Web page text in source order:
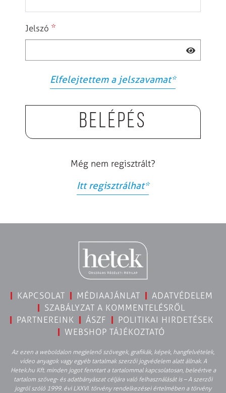
Jelszó *
Elfelejtettem a jelszavamat*
Belépés
Még nem regisztrált?
Itt regisztrálhat*
KAPCSOLAT MÉDIAAJÁNLAT
ADATVÉDELEM
SZABÁLYZAT A KOMMENTELÉSRŐL
PARTNEREINK
ÁSZF
POLITIKAI HIRDETÉSEK
WEBSHOP TÁJÉKOZTATÓ
Az ezen a weboldalon megjelenő szövegek, grafikák, képek, hangfelvételek,
video anyagok vagy egyéb tartalmak szerzői jogvédelem alatt állnak. A
Hetek.hu Kft. minden jogot fenntart a tartalommal kapcsolatosan, beleértve a
tartalom szöveg- és adatbányászat céljára való felhasználását is – A szerzői
jogról szóló 1999. évi LXXVI. törvény rendelkezései értelmében a törvény